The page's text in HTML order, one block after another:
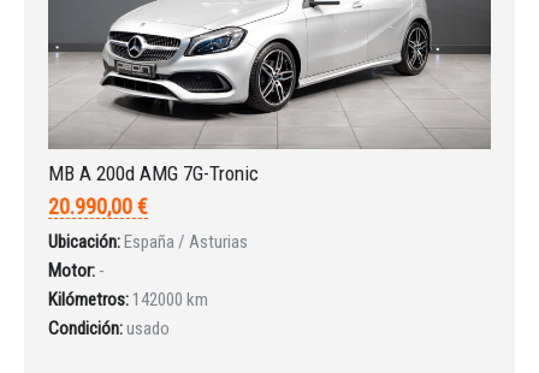
MB A 200d AMG 7G-Tronic
20.990,00 €
Ubicación:España / Asturias
Motor: -
Kilómetros: 142000 km
Condición:usado